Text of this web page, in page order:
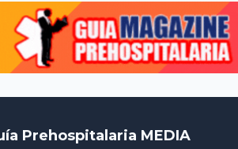
Prehospitalaria MEDIA